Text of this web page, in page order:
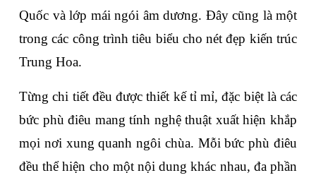
Quốc và lớp mái ngói âm dương. Đây cũng là một
trong các công trình tiêu biểu cho nét đẹp kiến trúc
Trung Hoa.
Từng chi tiết đều được thiết kế tỉ mỉ, đặc biệt là các
bức phù điêu mang tính nghệ thuật xuất hiện khắp
mọi nơi xung quanh ngôi chùa. Mỗi bức phù điêu
đều thể hiện cho một nội dung khác nhau, đa phần